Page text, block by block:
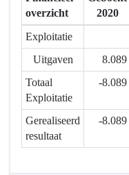
topwerkgever
Actieplannen
6.3.3.
ondersteunen
overzicht
2020
Exploitatie
Uitgaven
8.089
Totaal
Exploitatie
-8.089
Gerealiseerd
resultaat
-8.089